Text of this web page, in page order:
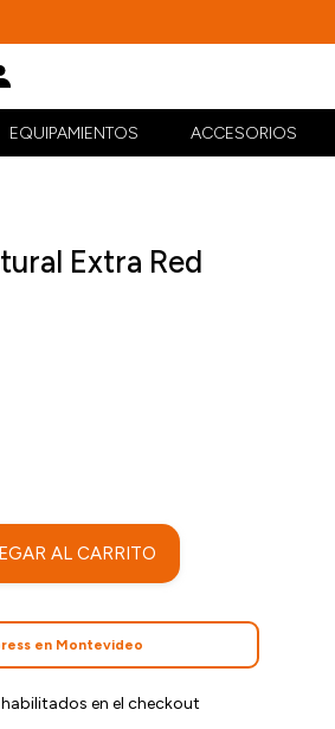
EQUIPAMIENTOS ACCESORIOS
Extra Red
AL CARRITO
en Montevideo
en el checkout